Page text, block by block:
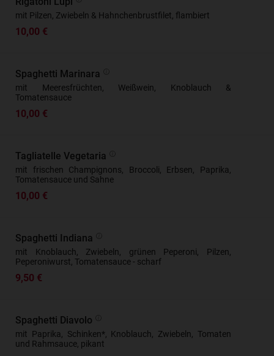
mit Pilzen, Zwiebeln & Hahnchenbrustfilet, flambiert
10,00 €
Spaghetti Marinara
mit Meeresfrüchten, Weißwein, Knoblauch &
Tomatensauce
10,00 €
Tagliatelle Vegetaria
mit frischen Champignons, Broccoli, Erbsen, Paprika,
Tomatensauce und Sahne
10,00 €
Spaghetti Indiana
mit Knoblauch, Zwiebeln, grünen Peperoni, Pilzen,
Peperoniwurst, Tomatensauce - scharf
9,50 €
Spaghetti Diavolo
mit Paprika, Schinken*, Knoblauch, Zwiebeln, Tomaten
und Rahmsauce, pikant